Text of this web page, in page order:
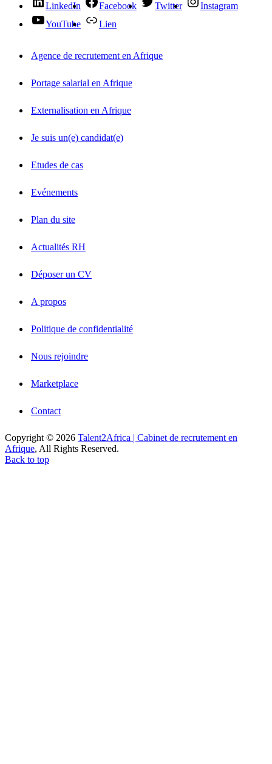
LinkedIn Facebook Twitter
Instagram
YouTube
Lien
Agence de recrutement en Afrique
Portage salarial en Afrique
Externalisation en Afrique
Je suis un(e) candidat(e)
Etudes de cas
Evénements
Plan du site
Actualités RH
Déposer un CV
A propos
Politique de confidentialité
Nous rejoindre
Marketplace
Contact
Copyright © 2026 Talent2Africa | Cabinet de recrutement en
Afrique, All Rights Reserved.
Back to top